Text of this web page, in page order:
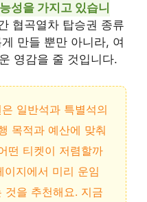
성을 가지고 있습니
협곡열차 탑승권 종류
만들 뿐만 아니라, 여
영감을 줄 것입니다.
일반석과 특별석의
목적과 예산에 맞춰
떤 티켓이 저렴할까
이지에서 미리 운임
것을 추천해요. 지금